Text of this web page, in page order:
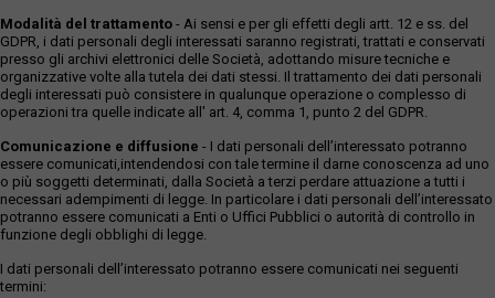
Modalità del trattamento - Ai sensi e per gli effetti degli artt. 12 e ss. del
GDPR, i dati personali degli interessati saranno registrati, trattati e conservati
presso gli archivi elettronici delle Società, adottando misure tecniche e
organizzative volte alla tutela dei dati stessi. Il trattamento dei dati personali
degli interessati può consistere in qualunque operazione o complesso di
operazioni tra quelle indicate all' art. 4, comma 1, punto 2 del GDPR.
Comunicazione e diffusione - I dati personali dell’interessato potranno
essere comunicati,intendendosi con tale termine il darne conoscenza ad uno
o più soggetti determinati, dalla Società a terzi perdare attuazione a tutti i
necessari adempimenti di legge. In particolare i dati personali dell’interessato
potranno essere comunicati a Enti o Uffici Pubblici o autorità di controllo in
funzione degli obblighi di legge.
I dati personali dell’interessato potranno essere comunicati nei seguenti
termini: